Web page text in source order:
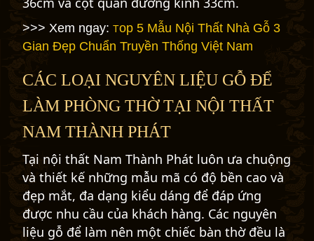
>>> Xem ngay: Top 5 Mẫu Nội Thất Nhà Gỗ 3
Gian Đẹp Chuẩn Truyền Thống Việt Nam
CÁC LOẠI NGUYÊN LIỆU GỖ ĐỂ
LÀM PHÒNG THỜ TẠI NỘI THẤT
NAM THÀNH PHÁT
Tại nội thất Nam Thành Phát luôn ưa chuộng
và thiết kế những mẫu mã có độ bền cao và
đẹp mắt, đa dạng kiểu dáng để đáp ứng
được nhu cầu của khách hàng. Các nguyên
liệu gỗ để làm nên một chiếc bàn thờ đều là